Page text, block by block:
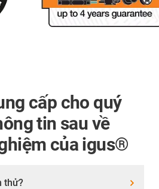
cấp cho quý
tin sau về
của igus®
thử?